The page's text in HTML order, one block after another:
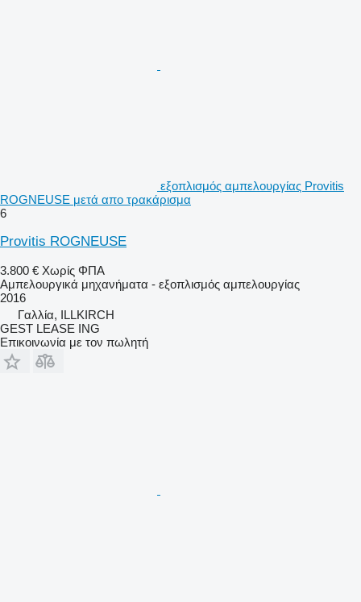
εξοπλισμός αμπελουργίας Provitis
ROGNEUSE μετά απο τρακάρισμα
6
Provitis ROGNEUSE
3.800 € Χωρίς ΦΠΑ
Αμπελουργικά μηχανήματα - εξοπλισμός αμπελουργίας
2016
Γαλλία, ILLKIRCH
GEST LEASE ING
Επικοινωνία με τον πωλητή